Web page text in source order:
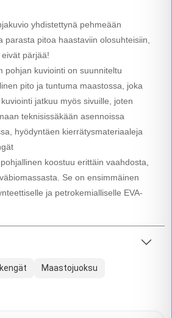
yhdistettynä pehmeään
parasta pitoa haastaviin olosuhteisiin,
pärjää!
pohjan kuviointi on suunniteltu
pito ja tuntuma maastossa, joka
jatkuu myös sivuille, joten
teknisissäkään asennoissa
hyödyntäen kierrätysmateriaaleja
koostuu erittäin vaahdosta,
Se on ensimmäinen
ja petrokemialliselle EVA-
Maastojuoksu